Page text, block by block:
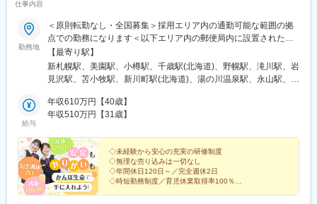
吉良駅、せきてらす前駅、高山駅、多治見駅、那加駅、可児駅、
磐田駅、浜北駅、天竜川駅、高塚駅、半田駅、左京山駅、大府
駅、瑞穂運動場西駅、岡崎駅、西尾駅、刈谷市駅、国府宮駅、安
城駅、新瀬戸駅、宇治山田駅、松阪駅、石場駅、水口城南駅、近
江八幡駅、彦根駅、長浜駅、野洲駅、東舞鶴駅、茶山・京都芸術
大学駅、峰山駅、北大路駅、京都駅、ＪＲ小倉駅、野田駅(阪神
線)、吹田駅(阪急線)、岸和田駅、河内永和駅、西元町駅、加太駅
(和歌山県)、田尾寺駅、鳴門駅、篠山口駅、豊岡駅(兵庫県)、西宮
駅、三田駅(兵庫県)、和田山駅、畦野駅、京口駅、北条町駅、志染
条駅(奈良県)、近鉄下田駅、学園前駅(奈良県)、紀伊田辺駅、紀伊
勝浦駅、倉吉駅、浜田駅、安来駅、津山駅、倉敷駅、西片上駅、
庭瀬駅、瀬戸駅、備前西市駅、東山・おかでんミュージアム駅、
竹原駅、大竹駅、山麓駅(千光寺山)、三次駅、三原駅、府中駅(広
島県)、徳山駅、阿南駅、阿波池田駅、穴吹駅、吉成駅、宇和島
仕事内容
勤務地
＜原則転勤なし・全国募集＞採用エリア内の通勤可能な範囲の拠
点での勤務になります＜以下エリア内の郵便局内に設置されたか
んぽサービス部＞■北海道エリア：北海道■東北エリア：青森県、
岩手県、宮城県、秋田県、山形県、福島県■関東エリア：茨城県、
栃木県、群馬県、埼玉県、千葉県■東京エリア：東京都■南関東エ
ア：富山県、石川県、福井県■東海エリア：岐阜県、静岡県、愛知
県、三重県■近畿エリア：滋賀県、京都府、大阪府、兵庫県、奈良
根県■四国エリア：徳島県、香川県、愛媛県、高知県■九州エリ
ア：福岡県、佐賀県、長崎県、大分県、宮崎県、鹿児島県、熊本
県■沖縄エリア：沖縄県※初期配属の都道府県を希望可！U・Iター
ン歓迎※基本的にスクーターまたはバイク、一部エリアは車で営業
※配属先のかんぽサービス部は応募者の希望も踏まえて決定※入社
【最寄り駅】
新札幌駅、美園駅、小樽駅、千歳駅(北海道)、野幌駅、滝川駅、岩
見沢駅、苫小牧駅、新川町駅(北海道)、湯の川温泉駅、永山駅、旭
駅、津軽五所川原駅、八戸駅、三沢駅(青森県)、新青森駅、上盛岡
駅、二戸駅、一ノ関駅、宮古駅、北上駅、水沢駅、久慈駅、紫波
駅(宮城県)、くりこま高原駅、新田駅(宮城県)、泉外旭川駅、能代
駅、東大館駅、羽後本荘駅、湯沢駅、横手駅、大曲駅(秋田県)、山
形駅、米沢駅、鶴岡駅、酒田駅、村山駅(山形県)、新庄駅、寒河江
駅、長井駅、白河駅、いわき駅、七日町駅、喜多方駅、二本松
駅、磐城石川駅、須賀川駅、原ノ町駅、福島学院前駅、郡山富田
給与
年収610万円【40歳】
年収510万円【31歳】
◇未経験から安心の充実の研修制度
◇無理な売り込みは一切なし
◇年間休日120日～／完全週休2日
◇時短勤務制度／育児休業取得率100％